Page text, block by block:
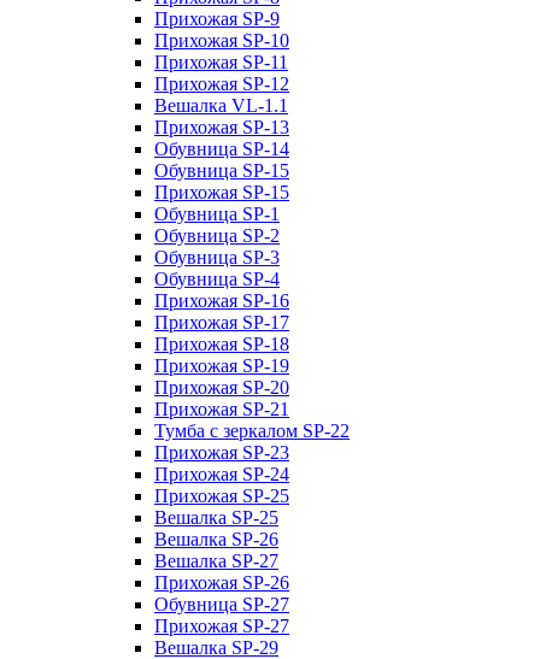
Прихожая SP-9
Прихожая SP-10
Прихожая SP-11
Прихожая SP-12
Вешалка VL-1.1
Прихожая SP-13
Обувница SP-14
Обувница SP-15
Прихожая SP-15
Обувница SP-1
Обувница SP-2
Обувница SP-3
Обувница SP-4
Прихожая SP-16
Прихожая SP-17
Прихожая SP-18
Прихожая SP-19
Прихожая SP-20
Прихожая SP-21
Тумба с зеркалом SP-22
Прихожая SP-23
Прихожая SP-24
Прихожая SP-25
Вешалка SP-25
Вешалка SP-26
Вешалка SP-27
Прихожая SP-26
Обувница SP-27
Прихожая SP-27
Вешалка SP-29